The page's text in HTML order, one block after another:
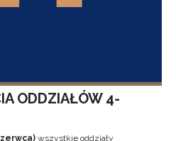
ODDZIAŁÓW 4-
wszystkie oddziały